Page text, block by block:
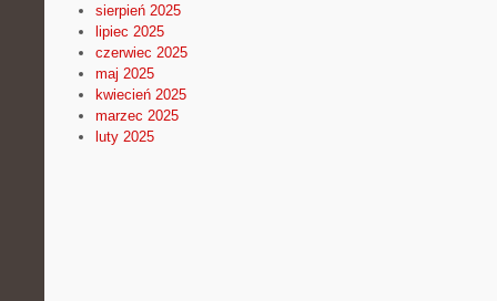
sierpień 2025
lipiec 2025
czerwiec 2025
maj 2025
kwiecień 2025
marzec 2025
luty 2025